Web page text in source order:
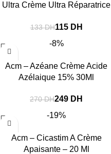
Ultra Crème Ultra Réparatrice
133DH115 DH
-8%
Acm – Azéane Crème Acide
Azélaique 15% 30Ml
270DH249 DH
-19%
Acm – Cicastim A Crème
Apaisante – 20 Ml